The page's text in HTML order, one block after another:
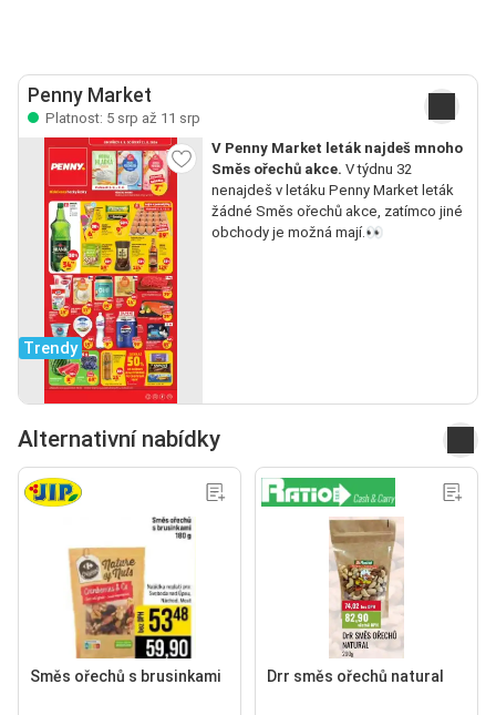
Penny Market
Platnost: 5 srp až 11 srp
Trendy
V Penny Market leták najdeš mnoho
Směs ořechů akce. V týdnu 32
nenajdeš v letáku Penny Market leták
žádné Směs ořechů akce, zatímco jiné
obchody je možná mají.👀
Alternativní nabídky
Směs ořechů s brusinkami Drr směs ořechů natural